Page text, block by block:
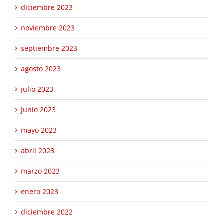
diciembre 2023
noviembre 2023
septiembre 2023
agosto 2023
julio 2023
junio 2023
mayo 2023
abril 2023
marzo 2023
enero 2023
diciembre 2022